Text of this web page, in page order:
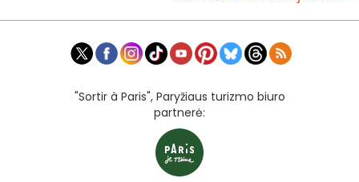
"Sortir à Paris", Paryžiaus turizmo biuro
partnerė: